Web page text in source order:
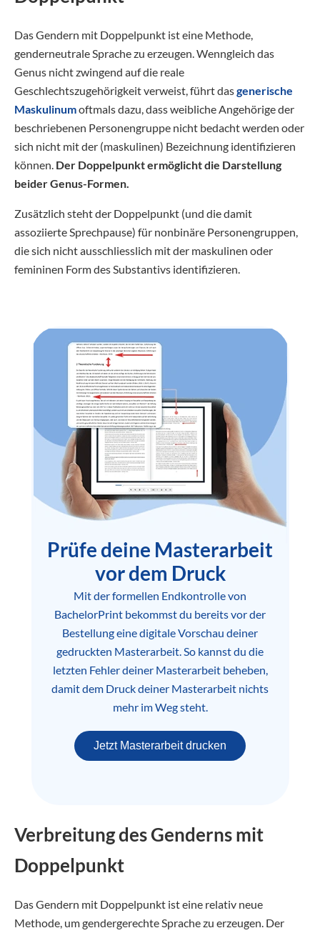
Das Gendern mit Doppelpunkt ist eine Methode,
genderneutrale Sprache zu erzeugen. Wenngleich das
Genus nicht zwingend auf die reale
Geschlechtszugehörigkeit verweist, führt dasgenerische
Maskulinumoftmals dazu, dass weibliche Angehörige der
beschriebenen Personengruppe nicht bedacht werden oder
sich nicht mit der (maskulinen) Bezeichnung identifizieren
können. Der Doppelpunkt ermöglicht die Darstellung
beider Genus-Formen.
Zusätzlich steht der Doppelpunkt (und die damit
assoziierte Sprechpause) für nonbinäre Personengruppen,
die sich nicht ausschliesslich mit der maskulinen oder
femininen Form des Substantivs identifizieren.
Prüfe deine Masterarbeit
vor dem Druck
Mit der formellen Endkontrolle von
BachelorPrint bekommst du bereits vor der
Bestellung eine digitale Vorschau deiner
gedruckten Masterarbeit. So kannst du die
letzten Fehler deiner Masterarbeit beheben,
damit dem Druck deiner Masterarbeit nichts
mehr im Weg steht.
Jetzt Masterarbeit drucken
Verbreitung des Genderns mit
Doppelpunkt
Das Gendern mit Doppelpunkt ist eine relativ neue
Methode, um gendergerechte Sprache zu erzeugen. Der